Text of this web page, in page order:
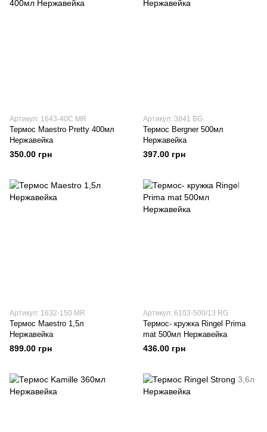
Артикул: 1643-40C MR
Термос Maestro Pretty 400мл
Нержавейка
350.00 грн
Артикул: 3841 BG
Термос Bergner 500мл
Нержавейка
397.00 грн
Артикул: 1632-150 MR
Термос Maestro 1,5л
Нержавейка
899.00 грн
Артикул: 6103-500/13 RG
Термос- кружка Ringel Prima
mat 500мл Нержавейка
436.00 грн